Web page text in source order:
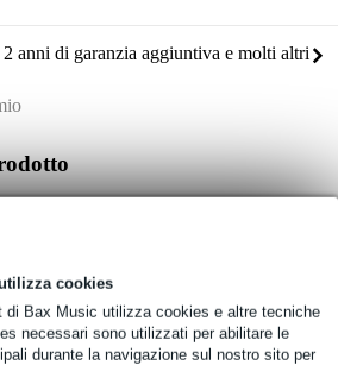
cookies
di Bax Music utilizza cookies e altre tecniche
necessari sono utilizzati per abilitare le
durante la navigazione sul nostro sito per
2 anni di garanzia aggiuntiva e molti altri
Bluetooth.